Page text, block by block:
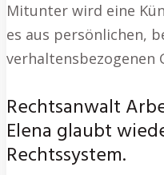
Mitunter wird eine
es aus persönlichen,
verhaltensbezogenen
Rechtsanwalt
Elena glaubt
Rechtssystem.